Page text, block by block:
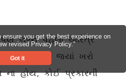
you get the best experience on
revised Privacy Policy."
Got it
લગ્ન પહેલા ચારિત્ર
કારણ કે, જ્યાં ખરો
હોય, કોઈ પ્રકારની